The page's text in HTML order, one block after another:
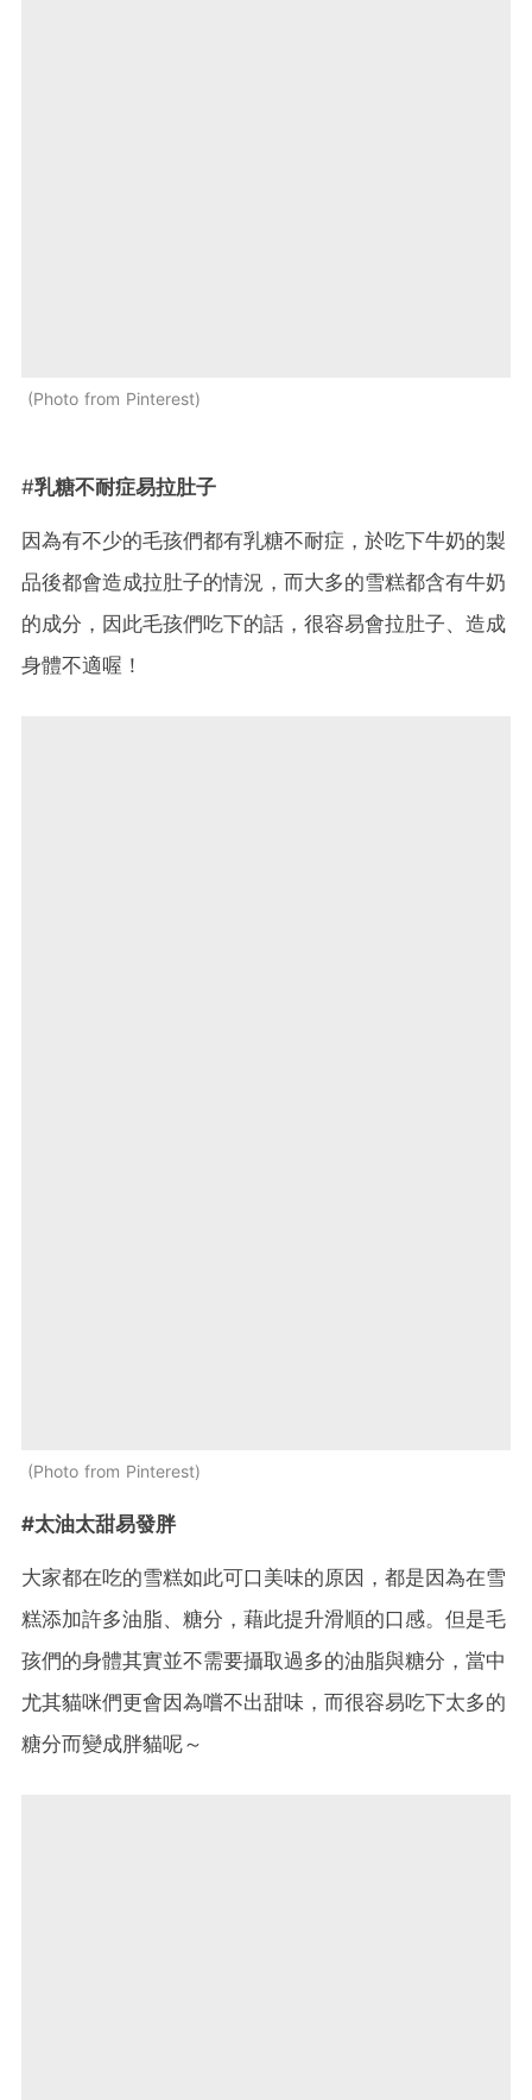
Photo from Pinterest
#乳糖不耐症易拉肚子
因為有不少的毛孩們都有乳糖不耐症，於吃下牛奶的製
品後都會造成拉肚子的情況，而大多的雪糕都含有牛奶
的成分，因此毛孩們吃下的話，很容易會拉肚子、造成
身體不適喔！
Photo from Pinterest
#太油太甜易發胖
大家都在吃的雪糕如此可口美味的原因，都是因為在雪
糕添加許多油脂、糖分，藉此提升滑順的口感。但是毛
孩們的身體其實並不需要攝取過多的油脂與糖分，當中
尤其貓咪們更會因為嚐不出甜味，而很容易吃下太多的
糖分而變成胖貓呢～